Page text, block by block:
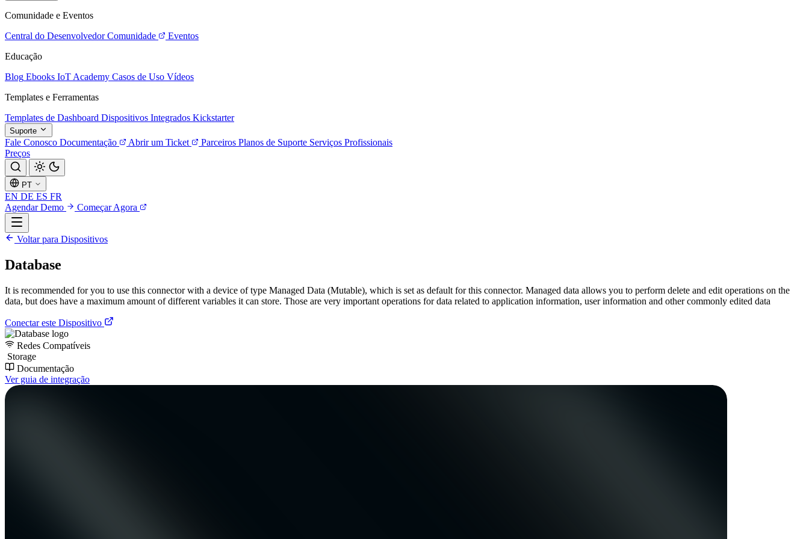
Comunidade e Eventos
Central do Desenvolvedor Comunidade
Eventos
Educação
Blog Ebooks IoT Academy Casos de Uso Vídeos
Templates e Ferramentas
Templates de Dashboard Dispositivos Integrados Kickstarter
Suporte
Fale Conosco Documentação Abrir um Ticket Parceiros Planos de Suporte Serviços Profissionais
Preços
PT
EN DE ES FR
Agendar Demo
Começar Agora
Voltar para Dispositivos
Database
It is recommended for you to use this connector with a device of type Managed Data (Mutable), which is set as default for this connector. Managed data allows you to perform delete and edit operations on the
data, but does have a maximum amount of different variables it can store. Those are very important operations for data related to application information, user information and other commonly edited data
Conectar este Dispositivo
Redes Compatíveis
Storage
Documentação
Ver guia de integração